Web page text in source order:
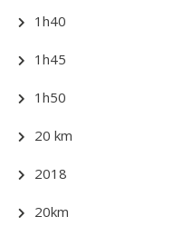
1h40
1h45
1h50
20 km
2018
20km